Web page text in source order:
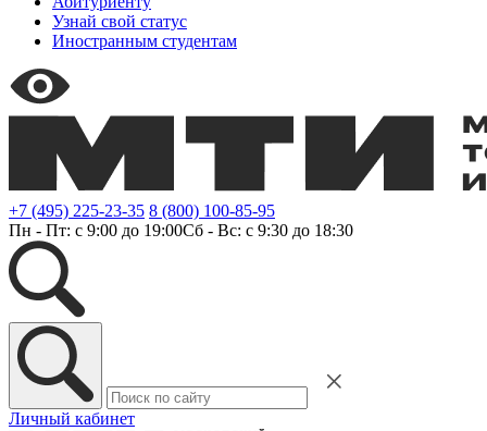
Узнай свой статус
Иностранным студентам
+7 (495) 225-23-35 8 (800) 100-85-95
Пн - Пт: с 9:00 до 19:00Сб - Вс: с 9:30 до 18:30
Личный кабинет